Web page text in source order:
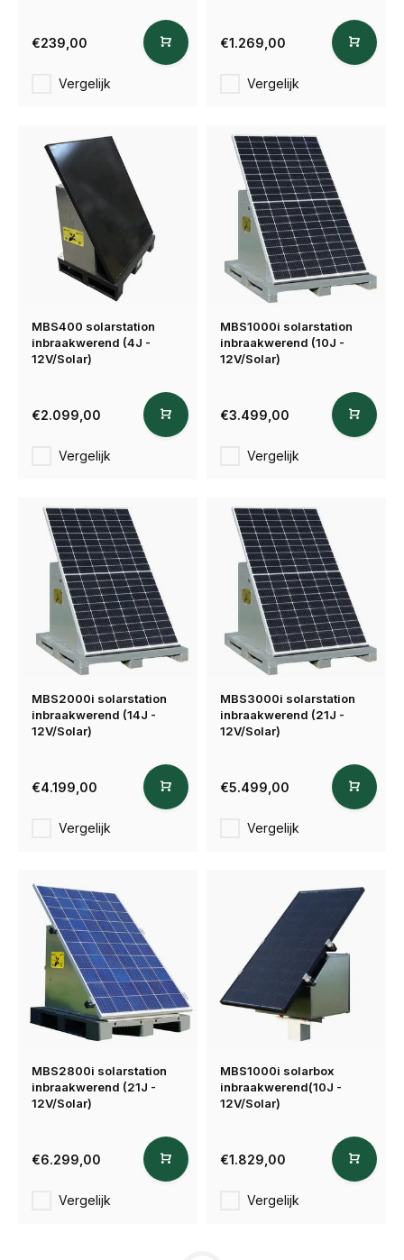
€239,00
Vergelijk
€1.269,00
Vergelijk
MBS400 solarstation
inbraakwerend (4J -
12V/Solar)
€2.099,00
Vergelijk
MBS1000i solarstation
inbraakwerend (10J -
12V/Solar)
€3.499,00
Vergelijk
MBS2000i solarstation
inbraakwerend (14J -
12V/Solar)
€4.199,00
Vergelijk
MBS3000i solarstation
inbraakwerend (21J -
12V/Solar)
€5.499,00
Vergelijk
MBS2800i solarstation
inbraakwerend (21J -
12V/Solar)
€6.299,00
Vergelijk
MBS1000i solarbox
inbraakwerend(10J -
12V/Solar)
€1.829,00
Vergelijk